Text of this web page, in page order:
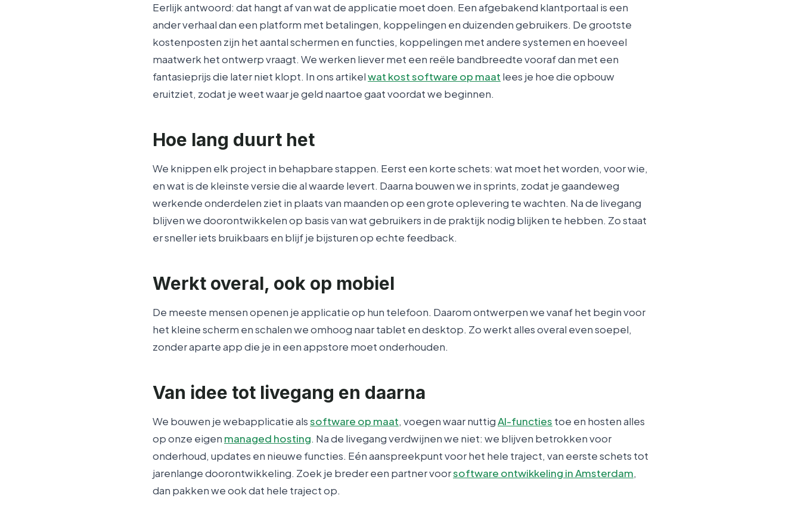
Eerlijk antwoord: dat hangt af van wat de applicatie moet doen. Een afgebakend klantportaal is een
ander verhaal dan een platform met betalingen, koppelingen en duizenden gebruikers. De grootste
kostenposten zijn het aantal schermen en functies, koppelingen met andere systemen en hoeveel
maatwerk het ontwerp vraagt. We werken liever met een reële bandbreedte vooraf dan met een
fantasieprijs die later niet klopt. In ons artikelwat kost software op maat lees je hoe die opbouw
eruitziet, zodat je weet waar je geld naartoe gaat voordat we beginnen.
Hoe lang duurt het
We knippen elk project in behapbare stappen. Eerst een korte schets: wat moet het worden, voor wie,
en wat is de kleinste versie die al waarde levert. Daarna bouwen we in sprints, zodat je gaandeweg
werkende onderdelen ziet in plaats van maanden op een grote oplevering te wachten. Na de livegang
blijven we doorontwikkelen op basis van wat gebruikers in de praktijk nodig blijken te hebben. Zo staat
er sneller iets bruikbaars en blijf je bijsturen op echte feedback.
Werkt overal, ook op mobiel
De meeste mensen openen je applicatie op hun telefoon. Daarom ontwerpen we vanaf het begin voor
het kleine scherm en schalen we omhoog naar tablet en desktop. Zo werkt alles overal even soepel,
zonder aparte app die je in een appstore moet onderhouden.
Van idee tot livegang en daarna
We bouwen je webapplicatie alssoftware op maat, voegen waar nuttigAI-functies toe en hosten alles
op onze eigen managed hosting. Na de livegang verdwijnen we niet: we blijven betrokken voor
onderhoud, updates en nieuwe functies. Eén aanspreekpunt voor het hele traject, van eerste schets tot
jarenlange doorontwikkeling. Zoek je breder een partner voorsoftware ontwikkeling in Amsterdam,
dan pakken we ook dat hele traject op.